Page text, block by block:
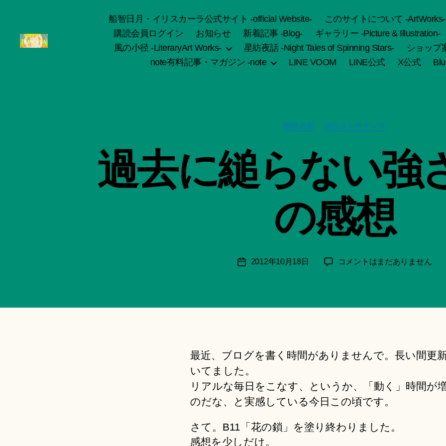
船智日月・イリスカーラ公式サイト -official Website- このサイトについて -ArtWorks-
購読会員ログイン
お知らせ 新着記事 -Blog- ギャラリー -Picture & Illustration-
風の小径 -LiteraryArt Works-
星紡夜話 -Night Tales of Spinning Stars-
ショップ
note有料記事・マガジン -note
LINE VOOM LINE公式 X公式
カ
テ
ー
瞑想の扉 自己メンテナンス
過去に縋らない強
の感想
:
智
日
月
ki
＊
投
2012年10月18日
過
ら
さ：
の
感
想
の
コメントはまだありません
最近、ブログを書く時間がありませんで。長い間更
いてました。
リアルな毎日をこなす、というか、「動く」時間が
のだな、と実感している今日この頃です。
さて。B11「花の鎖」を塗り終わりました。
感想を少しだけ。